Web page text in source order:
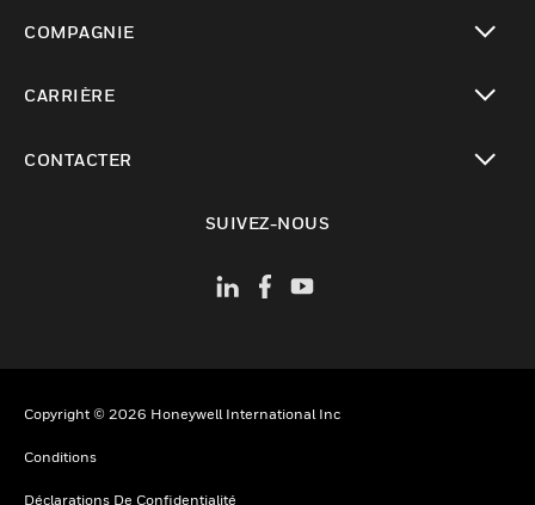
COMPAGNIE
CARRIÈRE
CONTACTER
SUIVEZ-NOUS
Copyright © 2026 Honeywell International Inc
Conditions
Déclarations De Confidentialité